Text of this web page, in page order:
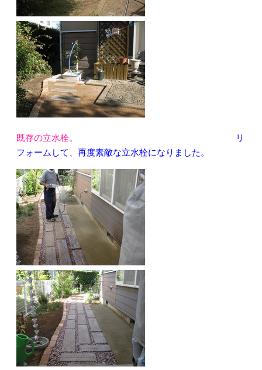
既存の立水栓。
リ
フォームして、再度素敵な立水栓になりました。